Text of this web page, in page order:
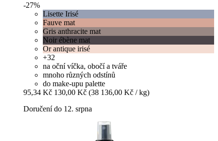
-27%
Lisette Irisé
Fauve mat
Gris anthracite mat
Noir ébène mat
Or antique irisé
+32
na oční víčka, obočí a tváře
mnoho různých odstínů
do make-upu palette
95,34 Kč 130,00 Kč (38 136,00 Kč / kg)
Doručení do 12. srpna